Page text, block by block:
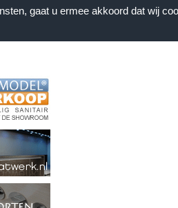
gaat u ermee akkoord dat wij